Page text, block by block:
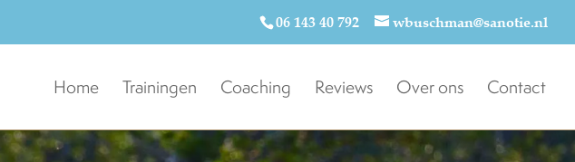
06 143 40 792 wbuschman@sanotie.nl
Home Trainingen Coaching Reviews Over ons Contact